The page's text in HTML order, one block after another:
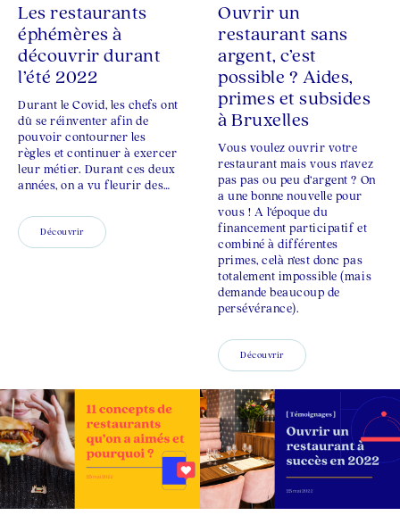
Les restaurants
éphémères à
découvrir durant
l’été 2022
Durant le Covid, les chefs ont
dû se réinventer afin de
pouvoir contourner les
règles et continuer à exercer
leur métier. Durant ces deux
années, on a vu fleurir des…
Découvrir
Ouvrir un
restaurant sans
argent, c’est
possible ? Aides,
primes et subsides
à Bruxelles
Vous voulez ouvrir votre
restaurant mais vous n’avez
pas pas ou peu d’argent ? On
a une bonne nouvelle pour
vous ! A l’époque du
financement participatif et
combiné à différentes
primes, celà n’est donc pas
totalement impossible (mais
demande beaucoup de
persévérance).
Découvrir